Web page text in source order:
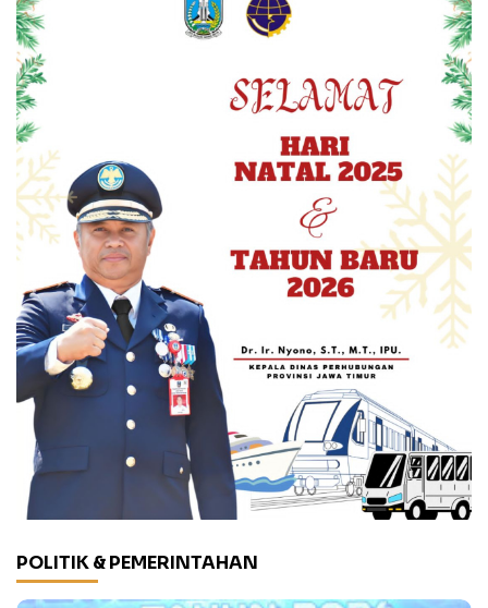
POLITIK & PEMERINTAHAN